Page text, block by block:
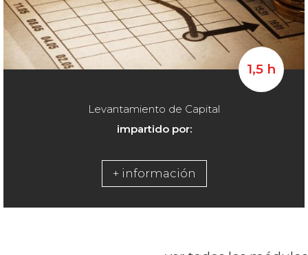
1,5 h
Levantamiento de Capital
impartido por:
+ información